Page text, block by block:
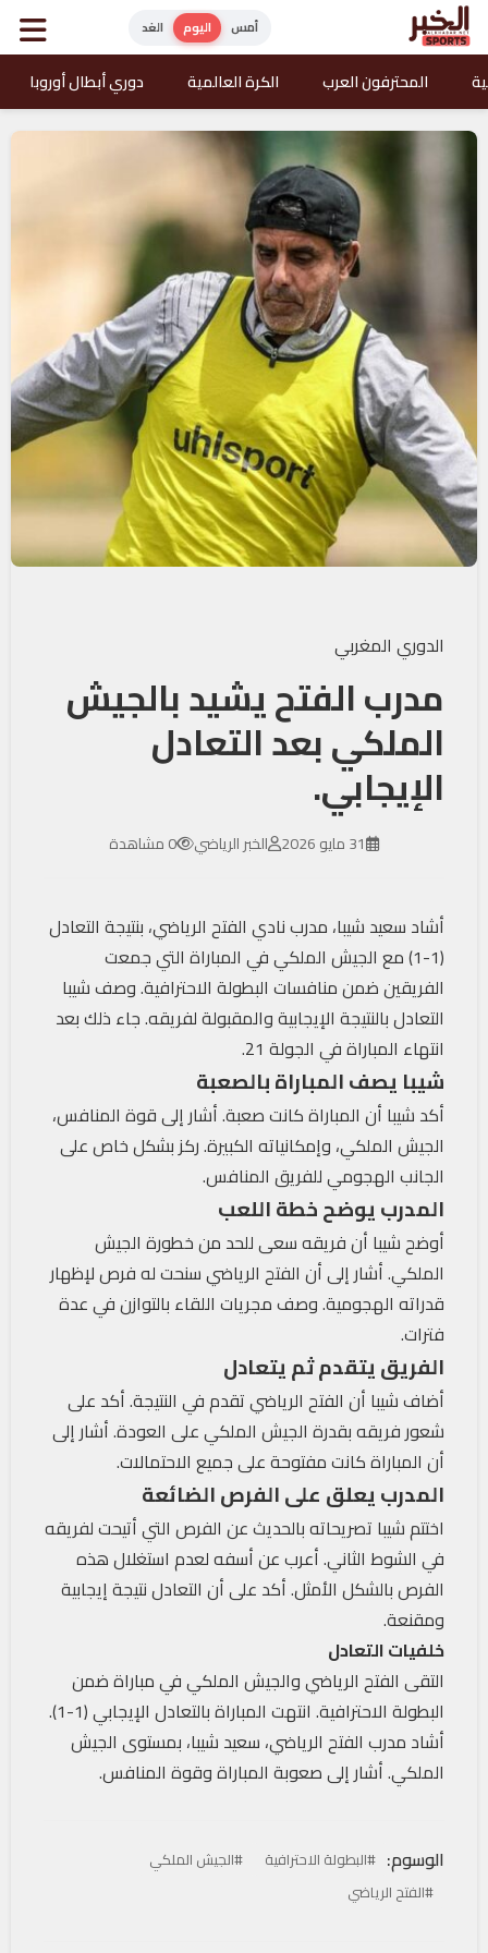
أمس اليوم الغد
المحترفون العرب الكرة العالمية دوري أبطال أوروبا
الدوري المغربي
مدرب الفتح يشيد بالجيش
الملكي بعد التعادل
الإيجابي.
31 مايو 2026 الخبر الرياضي 0 مشاهدة
أشاد سعيد شيبا، مدرب نادي الفتح الرياضي، بنتيجة التعادل
(1-1) مع الجيش الملكي في المباراة التي جمعت
الفريقين ضمن منافسات البطولة الاحترافية. وصف شيبا
التعادل بالنتيجة الإيجابية والمقبولة لفريقه. جاء ذلك بعد
انتهاء المباراة في الجولة 21.
شيبا يصف المباراة بالصعبة
أكد شيبا أن المباراة كانت صعبة. أشار إلى قوة المنافس،
الجيش الملكي، وإمكانياته الكبيرة. ركز بشكل خاص على
الجانب الهجومي للفريق المنافس.
المدرب يوضح خطة اللعب
أوضح شيبا أن فريقه سعى للحد من خطورة الجيش
الملكي. أشار إلى أن الفتح الرياضي سنحت له فرص لإظهار
قدراته الهجومية. وصف مجريات اللقاء بالتوازن في عدة
فترات.
الفريق يتقدم ثم يتعادل
أضاف شيبا أن الفتح الرياضي تقدم في النتيجة. أكد على
شعور فريقه بقدرة الجيش الملكي على العودة. أشار إلى
أن المباراة كانت مفتوحة على جميع الاحتمالات.
المدرب يعلق على الفرص الضائعة
اختتم شيبا تصريحاته بالحديث عن الفرص التي أتيحت لفريقه
في الشوط الثاني. أعرب عن أسفه لعدم استغلال هذه
الفرص بالشكل الأمثل. أكد على أن التعادل نتيجة إيجابية
ومقنعة.
خلفيات التعادل
التقى الفتح الرياضي والجيش الملكي في مباراة ضمن
البطولة الاحترافية. انتهت المباراة بالتعادل الإيجابي (1-1).
أشاد مدرب الفتح الرياضي، سعيد شيبا، بمستوى الجيش
الملكي. أشار إلى صعوبة المباراة وقوة المنافس.
الوسوم: #البطولة الاحترافية
#الجيش الملكي
#الفتح الرياضي